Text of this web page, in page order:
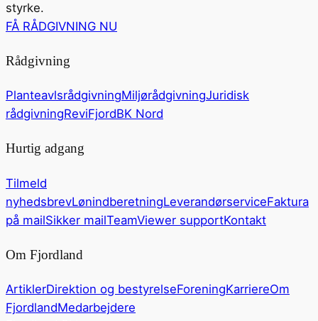
styrke.
FÅ RÅDGIVNING NU
Rådgivning
PlanteavlsrådgivningMiljørådgivningJuridisk
rådgivningReviFjordBK Nord
Hurtig adgang
Tilmeld
nyhedsbrevLønindberetningLeverandørserviceFaktura
på mailSikker mailTeamViewer supportKontakt
Om Fjordland
ArtiklerDirektion og bestyrelseForeningKarriereOm
FjordlandMedarbejdere